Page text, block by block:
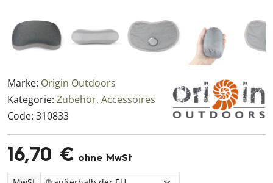
Marke: Origin Outdoors
Kategorie: Zubehör, Accessoires
Code: 310833
16,70 € ohne MwSt